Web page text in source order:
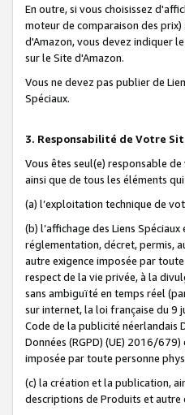
En outre, si vous choisissez
moteur de comparaison des
d'Amazon, vous devez indiquer
sur le Site d'Amazon.
Vous ne devez pas publier de
Spéciaux.
3. Responsabilité de Votre
Vous êtes seul(e) responsable
ainsi que de tous les éléments
(a) l’exploitation technique de
(b) l’affichage des Liens
réglementation, décret, permis,
autre exigence imposée par
respect de la vie privée, à la
sans ambiguïté en temps réel
sur internet, la loi française du 9
Code de la publicité néerlandais
Données (RGPD) (UE) 2016/
imposée par toute personne
(c) la création et la publication,
descriptions de Produits et autre